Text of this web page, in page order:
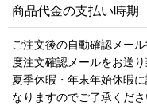
商品代金の支払い時期
ご注文後の自動確認メー
度注文確認メールをお送
夏季休暇・年末年始休暇
なりますのでご了承くださ